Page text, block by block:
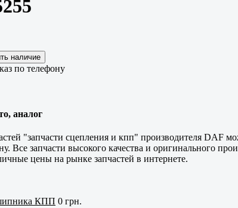
по телефону
аналог
"запчасти сцепления и кпп" производителя DAF
Все запчасти высокого качества и оригинального
цены на рынке запчастей в интернете.
КПП 0 грн.